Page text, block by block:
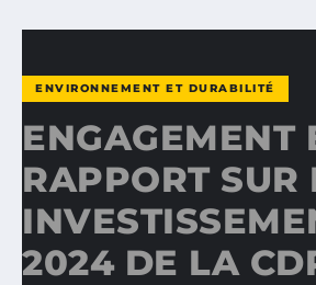
ENVIRONNEMENT ET DURABILITÉ
ENGAGEMENT
RAPPORT SUR
2024 DE LA